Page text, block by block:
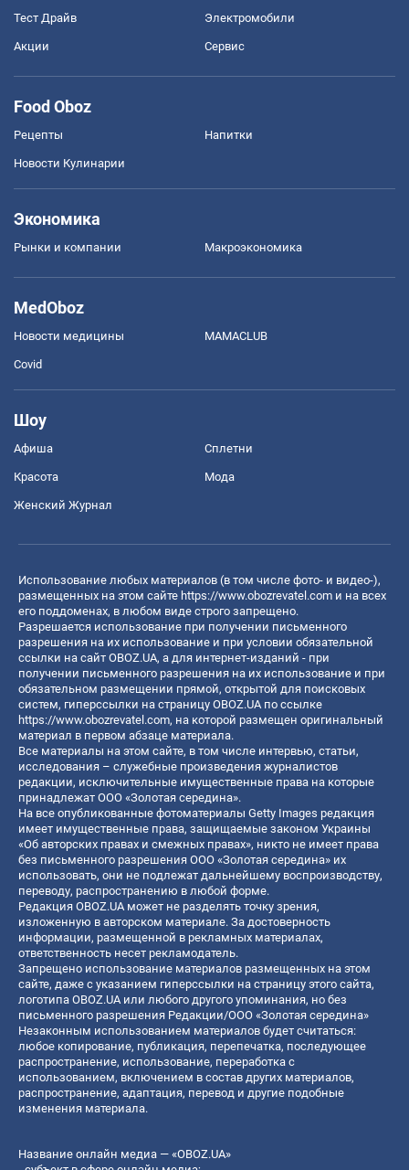
Тест Драйв Электромобили
Акции Сервис
Food Oboz
Рецепты Напитки
Новости Кулинарии
Экономика
Рынки и компании Mакроэкономика
MedOboz
Новости медицины MAMACLUB
Covid
Шоу
Афиша Сплетни
Красота Мода
Женский Журнал
Использование любых материалов (в том числе фото- и видео-),
размещенных на этом сайте https://www.obozrevatel.com и на всех
его поддоменах, в любом виде строго запрещено.
Разрешается использование при получении письменного
разрешения на их использование и при условии обязательной
ссылки на сайт OBOZ.UA, а для интернет-изданий - при
получении письменного разрешения на их использование и при
обязательном размещении прямой, открытой для поисковых
систем, гиперссылки на страницу OBOZ.UA по ссылке
https://www.obozrevatel.com, на которой размещен оригинальный
материал в первом абзаце материала.
Все материалы на этом сайте, в том числе интервью, статьи,
исследования – служебные произведения журналистов
редакции, исключительные имущественные права на которые
принадлежат ООО «Золотая середина».
На все опубликованные фотоматериалы Getty Images редакция
имеет имущественные права, защищаемые законом Украины
«Об авторских правах и смежных правах», никто не имеет права
без письменного разрешения ООО «Золотая середина» их
использовать, они не подлежат дальнейшему воспроизводству,
переводу, распространению в любой форме.
Редакция OBOZ.UA может не разделять точку зрения,
изложенную в авторском материале. За достоверность
информации, размещенной в рекламных материалах,
ответственность несет рекламодатель.
Запрещено использование материалов размещенных на этом
сайте, даже с указанием гиперссылки на страницу этого сайта,
логотипа OBOZ.UA или любого другого упоминания, но без
письменного разрешения Редакции/ООО «Золотая середина»
Незаконным использованием материалов будет считаться:
любое копирование, публикация, перепечатка, последующее
распространение, использование, переработка с
использованием, включением в состав других материалов,
распространение, адаптация, перевод и другие подобные
изменения материала.
Название онлайн медиа — «OBOZ.UA»